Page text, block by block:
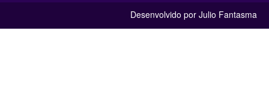
Desenvolvido por Julio Fantasma